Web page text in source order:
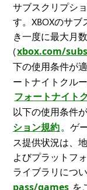
サブスクリプシ
す。XBOXのサ
き一度に最大月
(xbox.com/
下の使用条件が
ートナイトクル
フォートナイト
以下の使用条件
ション規約。ゲ
ス提供状況は、
よびプラットフ
ライブラリについ
pass/games を